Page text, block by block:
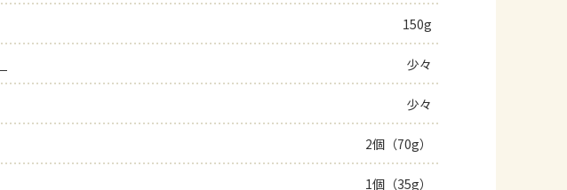
よくあるお問い合わせ
お買い物
150g
少々
少々
2個（70g）
1個（35g）